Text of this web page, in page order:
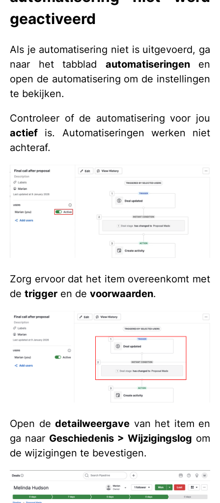
geactiveerd
Als je automatisering niet is uitgevoerd, ga
naar het tabblad automatiseringenen
open de automatisering om de instellingen
te bekijken.
Controleer of de automatisering voor jou
actief is. Automatiseringen werken niet
achteraf.
Zorg ervoor dat het item overeenkomt met
de trigger en de voorwaarden.
Open de detailweergave van het item en
ga naar Geschiedenis > Wijzigingslog om
de wijzigingen te bevestigen.